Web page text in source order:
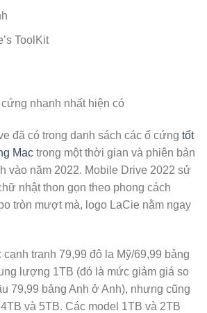
ToolKit
nhanh nhất hiện có
đã có trong danh sách các ổ cứng tốt
Mac trong một thời gian và phiên bản
vào năm 2022. Mobile Drive 2022 sử
nhật thon gọn theo phong cách
tròn mượt mà, logo LaCie nằm ngay
tranh 79,99 đô la Mỹ/69,99 bảng
lượng 1TB (đó là mức giảm giá so
79,99 bảng Anh ở Anh), nhưng cũng
và 5TB. Các model 1TB và 2TB